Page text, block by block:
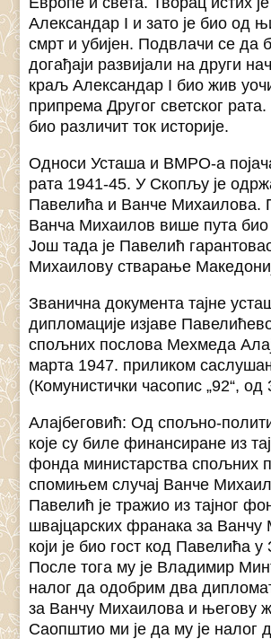
Александар I и зато је био од
смрт и убијен. Подвлачи се да
догађаји развијали на други
краљ Александар I био жив
припрема Другог светског
био различит ток историје.
Односи Усташа и ВМРО-а
рата 1941-45. У Скопљу је
Павелића и Ванче Михаилова.
Ванча Михаилов више пута био
Још тада је Павелић
Михаилову стварање
Званична документа тајне
дипломације изјаве
спољних послова Мехмеда
марта 1947. приликом
(Комунистички часопис „92“,
Алајбеговић: Од спољно-
које су биле финансиране из
фонда министарства спољних
спомињем случај Ванче
Павелић је тражио из тајног
швајцарских франака за
који је био гост код Павелића у
После тога му је Владимир
налог да одобрим два
за Ванчу Михаилова и његову
Саопштио ми је да му је налог